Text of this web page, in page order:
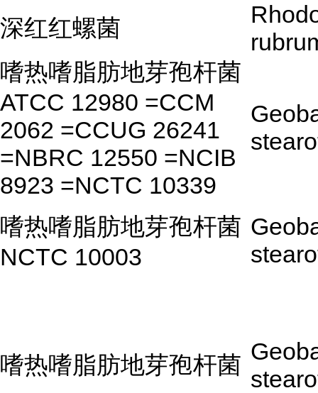
深红红螺菌
嗜热嗜脂肪地芽孢杆菌
ATCC 12980 =CCM
2062 =CCUG 26241
=NBRC 12550 =NCIB
8923 =NCTC 10339
嗜热嗜脂肪地芽孢杆菌
NCTC 10003
嗜热嗜脂肪地芽孢杆菌